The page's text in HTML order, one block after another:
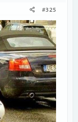
#325